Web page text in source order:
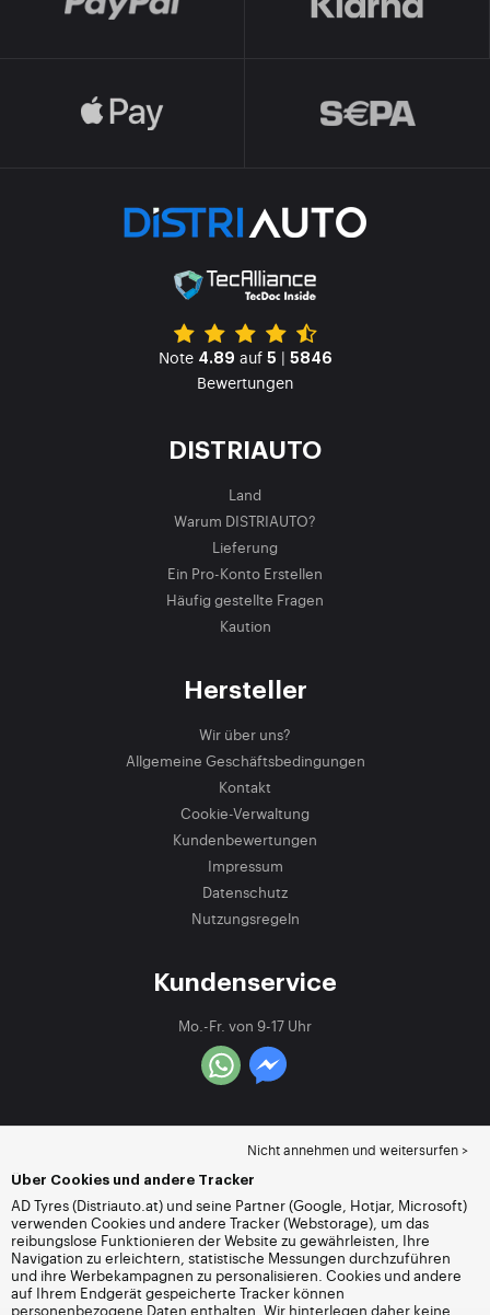
Note 4.89 auf 5 | 5846
Bewertungen
DISTRIAUTO
Land
Warum DISTRIAUTO?
Lieferung
Ein Pro-Konto Erstellen
Häufig gestellte Fragen
Kaution
Hersteller
Wir über uns?
Allgemeine Geschäftsbedingungen
Kontakt
Cookie-Verwaltung
Kundenbewertungen
Impressum
Datenschutz
Nutzungsregeln
Kundenservice
Mo.-Fr. von 9-17 Uhr
Nicht annehmen und weitersurfen >
Über Cookies und andere Tracker
AD Tyres (Distriauto.at) und seine Partner (Google, Hotjar, Microsoft)
verwenden Cookies und andere Tracker (Webstorage), um das
reibungslose Funktionieren der Website zu gewährleisten, Ihre
Navigation zu erleichtern, statistische Messungen durchzuführen
und ihre Werbekampagnen zu personalisieren. Cookies und andere
auf Ihrem Endgerät gespeicherte Tracker können
personenbezogene Daten enthalten. Wir hinterlegen daher keine